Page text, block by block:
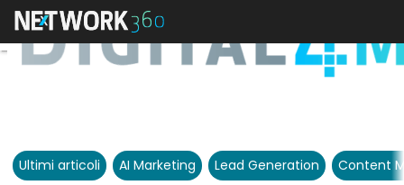
Ultimi articoli AI Marketing Lead Generation Content